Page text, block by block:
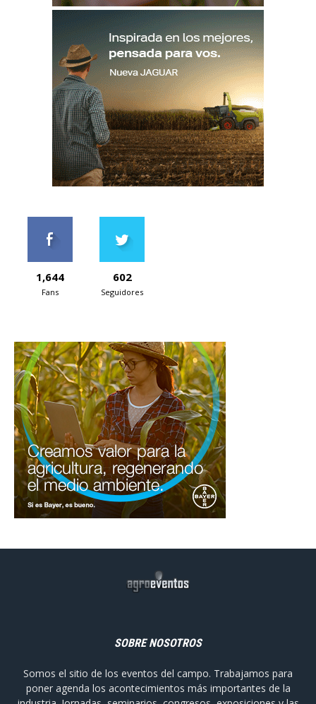
1,644
Fans
602
Seguidores
SOBRE NOSOTROS
Somos el sitio de los eventos del campo. Trabajamos para
poner agenda los acontecimientos más importantes de la